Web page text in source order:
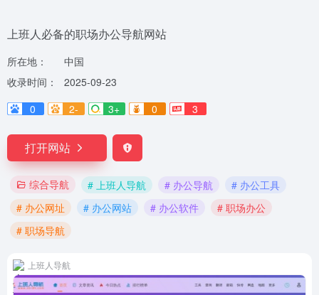
上班人必备的职场办公导航网站
所在地：
中国
收录时间：
2025-09-23
0
2- 3+ 0 3
打开网站
综合导航 # 上班人导航 # 办公导航
# 办公工具
# 办公网址
# 办公网站 # 办公软件
# 职场办公
# 职场导航
上班人导航